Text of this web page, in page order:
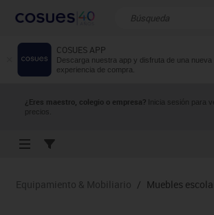
COSUES APP
Descarga nuestra app y disfruta de una nueva
experiencia de compra.
¿Eres maestro, colegio o empresa? Inicia sesión para
precios.
Resultados de la
Equipamiento & Mobiliario / Muebles